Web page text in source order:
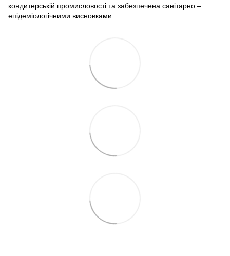
кондитерській промисловості та забезпечена санітарно –
епідеміологічними висновками.